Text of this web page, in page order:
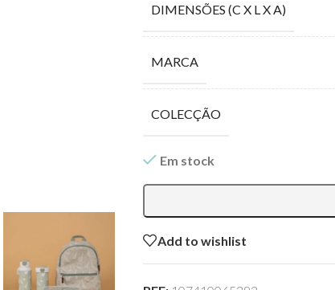
DIMENSÕES (C X L X A)
MARCA
COLECÇÃO
Em stock
Add to wishlist